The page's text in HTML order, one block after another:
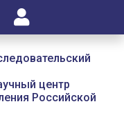
центр
Российской